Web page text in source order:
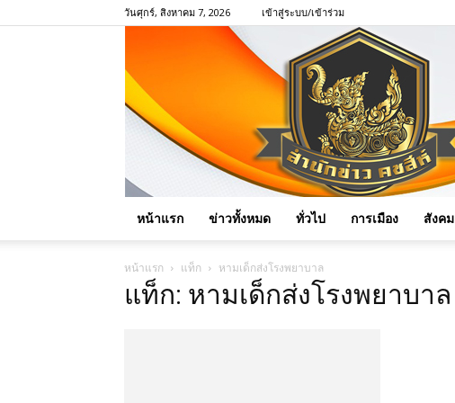
วันศุกร์, สิงหาคม 7, 2026 เข้าสู่ระบบ/เข้าร่วม
หน้าแรก ข่าวทั้งหมด ทั่วไป การเมือง สังคม
หน้าแรก แท็ก หามเด็กส่งโรงพยาบาล
แท็ก: หามเด็กส่งโรงพยาบาล